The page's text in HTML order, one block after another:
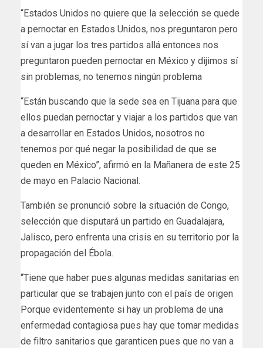
“Estados Unidos no quiere que la selección se quede
a pernoctar en Estados Unidos, nos preguntaron pero
sí van a jugar los tres partidos allá entonces nos
preguntaron pueden pernoctar en México y dijimos sí
sin problemas, no tenemos ningún problema
“Están buscando que la sede sea en Tijuana para que
ellos puedan pernoctar y viajar a los partidos que van
a desarrollar en Estados Unidos, nosotros no
tenemos por qué negar la posibilidad de que se
queden en México”, afirmó en la Mañanera de este 25
de mayo en Palacio Nacional.
También se pronunció sobre la situación de Congo,
selección que disputará un partido en Guadalajara,
Jalisco, pero enfrenta una crisis en su territorio por la
propagación del Ébola.
“Tiene que haber pues algunas medidas sanitarias en
particular que se trabajen junto con el país de origen
Porque evidentemente si hay un problema de una
enfermedad contagiosa pues hay que tomar medidas
de filtro sanitarios que garanticen pues que no van a